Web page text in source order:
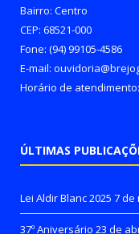
Bairro: Centro
CEP: 68521-000
Fone: (94) 99105-4586
E-mail:
Horário de atendimento:
ÚLTIMAS
Lei Aldir Blanc 2025 7 de
37º Aniversário 23 de